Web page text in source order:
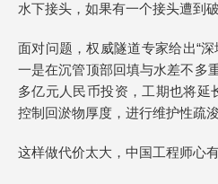
水下接头，如果有一个接头遭到
面对问题，权威隧道专家给出“
一是在沉管顶部回填与水差不多
多亿元人民币投资，工期也将延
控制回淤物厚度，进行维护性疏
这样做代价太大，中国工程师心有